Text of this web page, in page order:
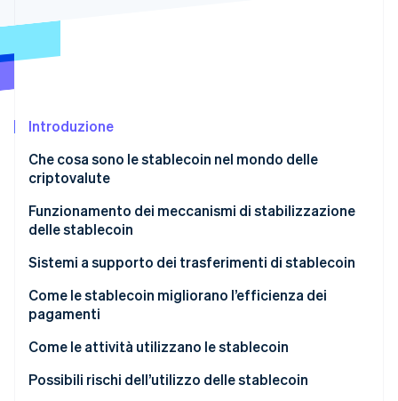
Prevenzione delle frodi
Climate
Identity
Verifica online dell'identità
Stripe Sessions 2026
Scopri come Stripe sta costruendo l'infrastruttura
Guarda ora
Introduzione
Che cosa sono le stablecoin nel mondo delle
criptovalute
Funzionamento dei meccanismi di stabilizzazione
delle stablecoin
Stablecoin garantite da valuta fiat
Stablecoin garantite da collaterali in criptovalute
Stablecoin basate su algoritmi
Sistemi a supporto dei trasferimenti di stablecoin
Come le stablecoin migliorano l’efficienza dei
pagamenti
Come le attività utilizzano le stablecoin
Possibili rischi dell’utilizzo delle stablecoin